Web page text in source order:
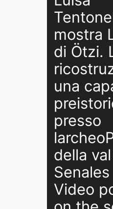
mostra
di Ötzi.
una
presso
della val
Senales
Video